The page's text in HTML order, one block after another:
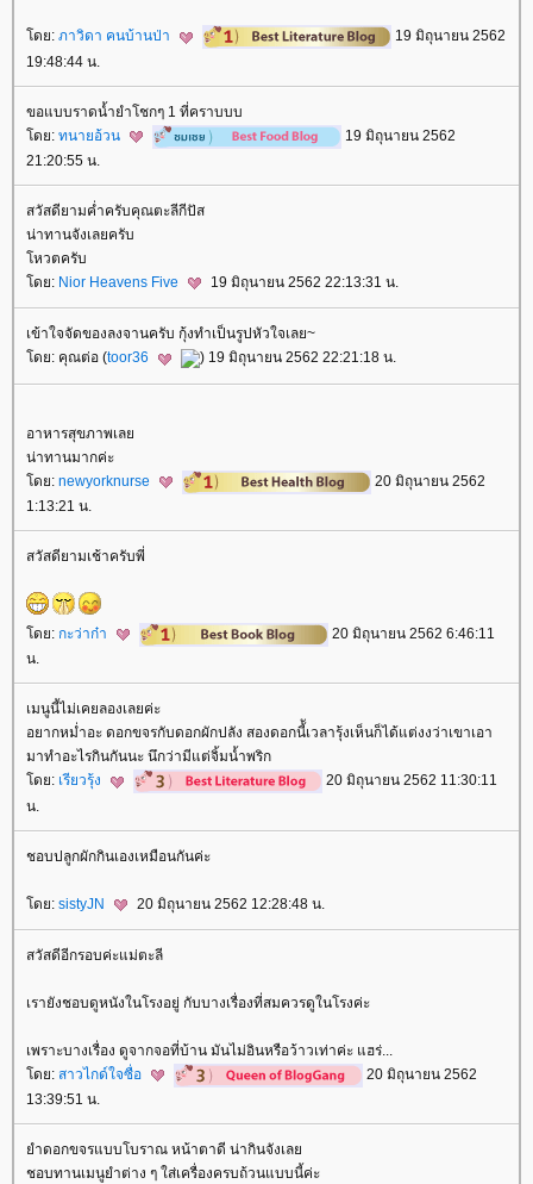
ดย: ภาวิดา คนบ้านป่า
19 มิถุนายน 2562
19:48:44 น.
ขอแบบราดน้ำยำโชกๆ 1 ที่คราบบบ
ดย: ทนายอ้วน
19 มิถุนายน 2562
21:20:55 น.
สวัสดียามค่ำครับคุณตะลีกีปัส
น่าทานจังเลยครับ
หวตครับ
ดย: Nior Heavens Five 19 มิถุนายน 2562 22:13:31 น.
เข้าใจจัดของลงจานครับ กุ้งทำเป็นรูปหัวใจเลย~
ดย: คุณต่อ (toor36 ) 19 มิถุนายน 2562 22:21:18 น.
อาหารสุขภาพเล
น่าทานมากค่ะ
ดย: newyorknurse
20 มิถุนายน 2562
1:13:21 น.
สวัสดียามเช้าครับพี่
ดย: กะว่าก๋า
20 มิถุนายน 2562 6:46:11
น.
เมนูนี้ไม่เคยลองเลยค่ะ
อยากหม่ำอะ ดอกขจรกับดอกผักปลัง สองดอกนี้ัเวลารุ้งเห็นก็ได้แต่งงว่าเขาเอา
มาทำอะไรกินกันนะ นึกว่ามีแต่จิ้มน้ำพริก
ดย: เรียวรุ้ง
20 มิถุนายน 2562 11:30:11
น.
ชอบปลูกผักกินเองเหมือนกันค่ะ
ดย: sistyJN 20 มิถุนายน 2562 12:28:48 น.
สวัสดีอีกรอบค่ะแม่ตะลี
เรายังชอบดูหนังในโรงอยู่ กับบางเรื่องที่สมควรดูในโรงค่ะ
เพราะบางเรื่อง ดูจากจอที่บ้าน มันไม่อินหรือว้าวเท่าค่ะ แฮร่...
ดย: สาวไกด์ใจซื่อ
20 มิถุนายน 2562
13:39:51 น.
ำดอกขจรแบบโบราณ หน้าตาดี น่ากินจังเล
ชอบทานเมนูยำต่าง ๆ ใส่เครื่องครบถ้วนแบบนี้ค่ะ